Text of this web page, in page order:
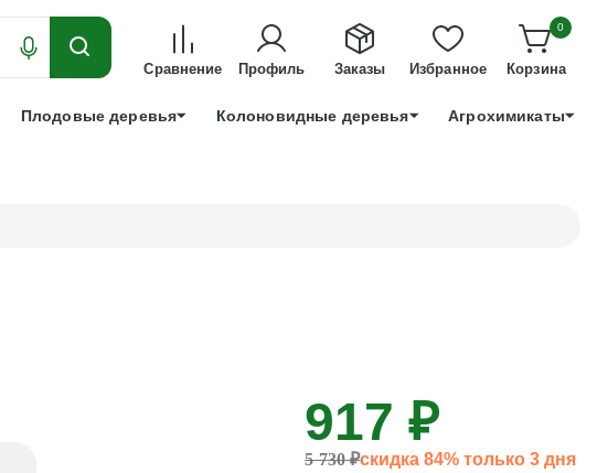
ДЛЯ ТЕХ, КТО УСПЕЕТ!
+7 991 898 83 30
Сравнение Профиль Заказы Избранное
0
Корзина
Плодовые деревья Колоновидные деревья Агрохимикаты
917 ₽
5 730 ₽скидка 84% только 3 дня